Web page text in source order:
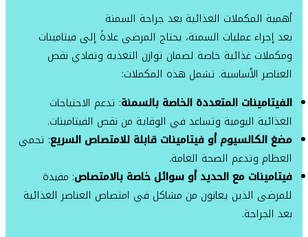
أهمية المكملات الغذائية بعد جراحة السمنة
بعد إجراء عمليات السمنة، يحتاج المرضى عادةً إلى فيتامينات
ومكملات غذائية خاصة لضمان توازن التغذية وتفادي نقص
العناصر الأساسية. تشمل هذه المكملات:
الفيتامينات المتعددة الخاصة بالسمنة: تدعم الاحتياجات
الغذائية اليومية وتساعد في الوقاية من نقص الفيتامينات.
مضغ الكالسيوم أو فيتامينات قابلة للامتصاص السريع: تحمي
العظام وتدعم الصحة العامة.
فيتامينات مع الحديد أو سوائل خاصة بالامتصاص: مفيدة
للمرضى الذين يعانون من مشاكل في امتصاص العناصر الغذائية
بعد الجراحة.